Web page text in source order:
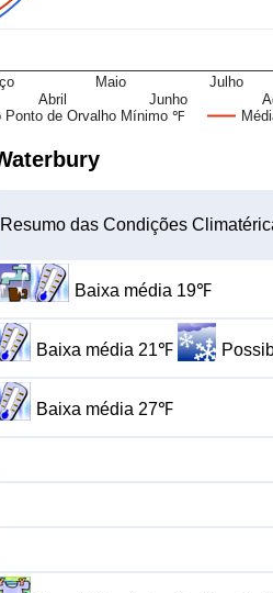
Ponto de Orvalho Mínimo ℉
Abril
Maio
Junho
Julho
Resumo das Condições
Baixa média 19℉
Baixa média 21℉
Baixa média 27℉